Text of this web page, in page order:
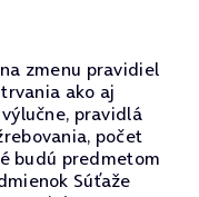
zmenu pravidiel
ako aj
pravidlá
počet
budú predmetom
Súťaže